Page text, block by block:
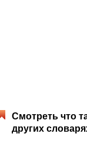
Смотреть что
других